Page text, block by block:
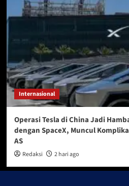
Internasional
Operasi Tesla di China Jadi
dengan SpaceX, Muncul
AS
Redaksi 2 hari ago